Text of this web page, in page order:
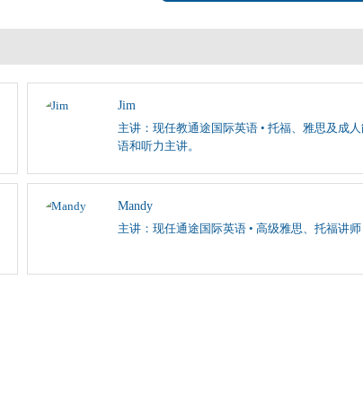
Jim
主讲：现任教通途国际英语 • 托福、雅思及成人
语和听力主讲。
Mandy
主讲：现任通途国际英语 • 高级雅思、托福讲师